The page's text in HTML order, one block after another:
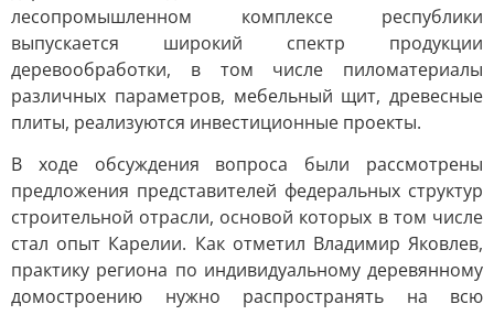
лесопромышленном комплексе республики
выпускается широкий спектр продукции
деревообработки, в том числе пиломатериалы
различных параметров, мебельный щит, древесные
плиты, реализуются инвестиционные проекты.
В ходе обсуждения вопроса были рассмотрены
предложения представителей федеральных структур
строительной отрасли, основой которых в том числе
стал опыт Карелии. Как отметил Владимир Яковлев,
практику региона по индивидуальному деревянному
домостроению нужно распространять на всю